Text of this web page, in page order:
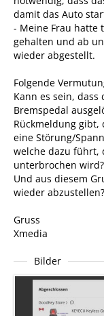
damit das Auto
- Meine Frau hatte
gehalten und ab
wieder abgestellt.
Folgende
Kann es sein, dass
Bremspedal
Rückmeldung gibt,
eine Störung/
welche dazu führt,
unterbrochen wird?
Und aus diesem
wieder abzustellen?
Gruss
Xmedia
Bilder